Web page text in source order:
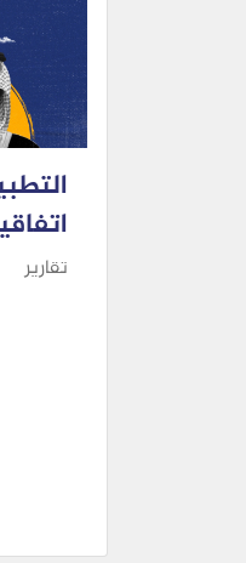
تقارير